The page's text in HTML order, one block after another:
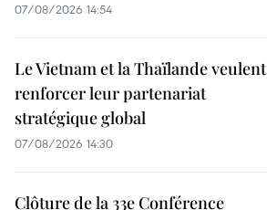
07/08/2026 14:54
Le Vietnam et la Thaïlande veulent
renforcer leur partenariat
stratégique global
07/08/2026 14:30
Clôture de la 33e Conférence